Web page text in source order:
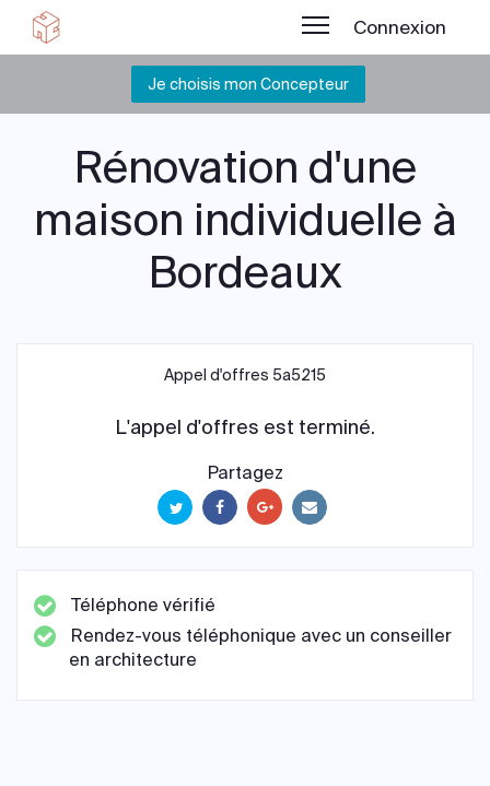
Connexion
Je choisis mon Concepteur
Rénovation d'une
maison individuelle à
Bordeaux
Appel d'offres 5a5215
L'appel d'offres est terminé.
Partagez
Téléphone vérifié
Rendez-vous téléphonique avec un conseiller
en architecture